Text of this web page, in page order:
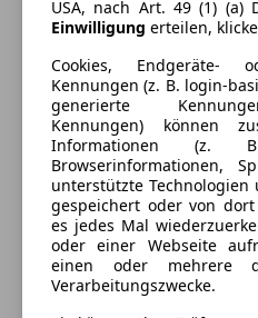
Kuga ST Line X 2.0
gepflegter Zustand
* sehr gute Ausstattung
* Panorama-Dach
* Heckklappe elektrisch
* Winterpaket
* elektrische Sitze
* Head-Up Display
* Anhängerkupplung
* Led-Scheinwerfer
Mehr anzeigen
USA, nach Art. 49 (1) (a)
Einwilligung erteilen,
Cookies, Endgeräte-
Kennungen (z. B. login-
generierte
Kennungen) können
Informationen (z.
Browserinformationen,
unterstützte Technologien
gespeichert oder von
es jedes Mal
oder einer Webseite
einen oder mehrere
Verarbeitungszwecke.